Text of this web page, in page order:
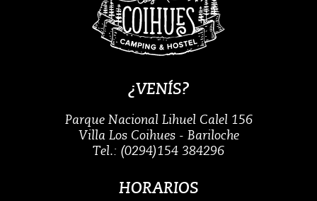
¿VENÍS?
Parque Nacional Lihuel Calel 156
Villa Los Coihues - Bariloche
Tel.: (0294)154 384296
HORARIOS